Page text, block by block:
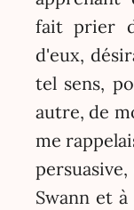
fait prier
d'eux,
tel sens,
autre, de
me
Swann et